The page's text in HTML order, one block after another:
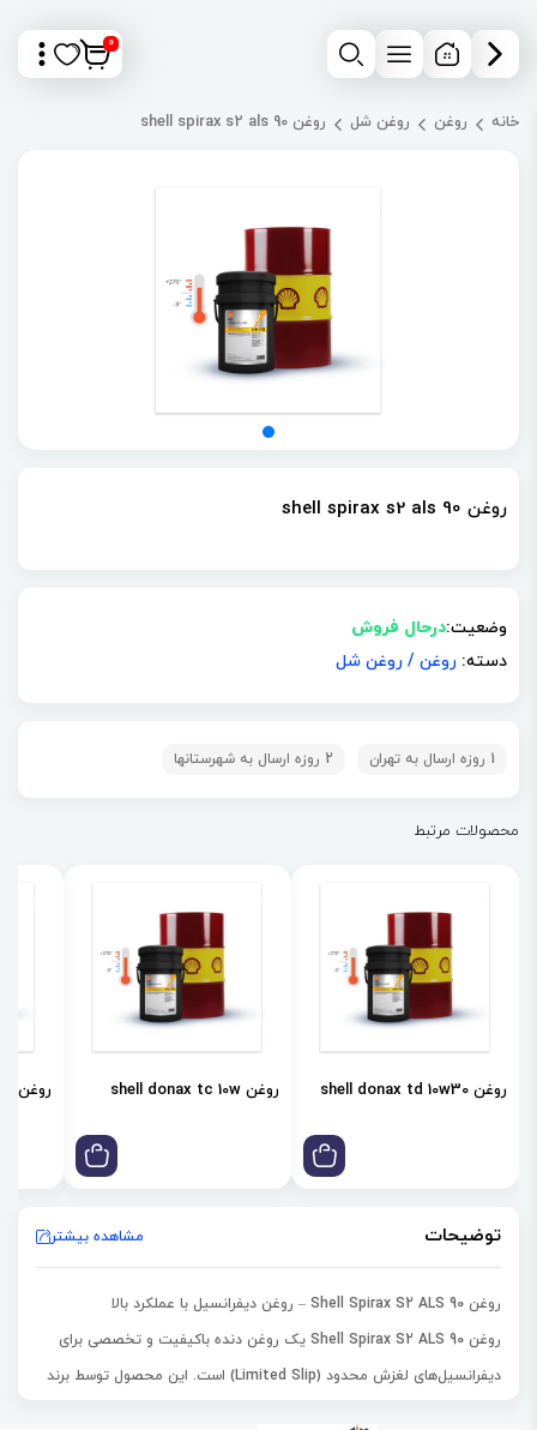
0
خانه روغن روغن شل روغن shell spirax s2 als 90
روغن shell spirax s2 als 90
وضعیت:درحال فروش
دسته: روغن / روغن شل
1 روزه ارسال به تهران 2 روزه ارسال به شهرستانها
محصولات مرتبط
روغن shell donax td 10w30 روغن shell donax tc 10w روغن shell donax td 85w
توضیحات مشاهده بیشتر
روغن Shell Spirax S2 ALS 90 – روغن دیفرانسیل با عملکرد بالا
روغن Shell Spirax S2 ALS 90 یک روغن دنده باکیفیت و تخصصی برای
دیفرانسیل‌های لغزش محدود (Limited Slip)
است. این محصول توسط برند